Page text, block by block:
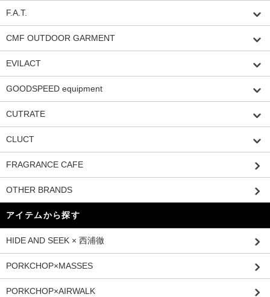
F.A.T.
CMF OUTDOOR GARMENT
EVILACT
GOODSPEED equipment
CUTRATE
CLUCT
FRAGRANCE CAFE
OTHER BRANDS
アイテムから探す
HIDE AND SEEK × 西浦徹
PORKCHOP×MASSES
PORKCHOP×AIRWALK